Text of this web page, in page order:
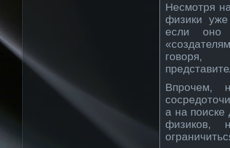
Несмотря
физики уже
если оно
говоря,
Впрочем,
а на
физиков,